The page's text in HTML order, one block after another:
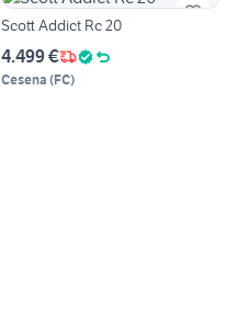
Scott Addict Rc 20
4.499 €
Cesena (FC)